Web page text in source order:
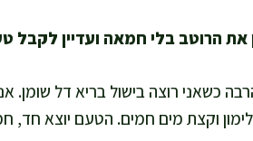
כשאני רוצה בישול בריא דל
וקצת מים חמים. הטעם יוצא חד,